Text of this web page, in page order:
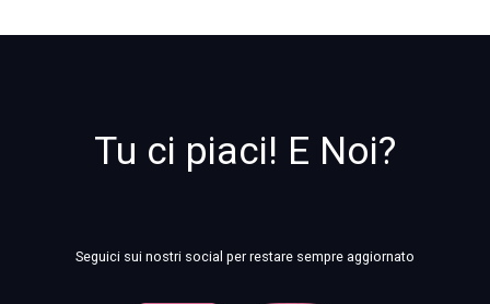
Tu ci piaci! E Noi?
Seguici sui nostri social per restare sempre aggiornato